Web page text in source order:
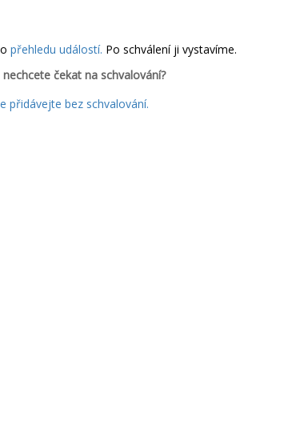
přehledu událostí. Po schválení ji vystavíme.
čekat na schvalování?
přidávejte bez schvalování.